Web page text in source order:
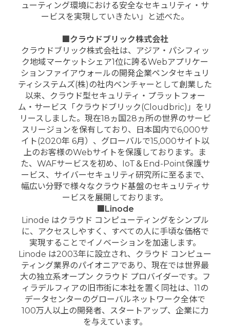
ューティング環境における安全なセキュリティ・サ
ービスを実現していきたい」と述べた。
■クラウドブリック株式会社
クラウドブリック株式会社は、アジア・パシフィッ
ク地域マーケットシェア1位に誇るWebアプリケー
ションファイアウォールの開発企業ペンタセキュリ
ティシステムズ(株)の社内ベンチャーとして創業した
以来、クラウド型セキュリティ・プラットフォー
ム・サービス「クラウドブリック(Cloudbric)」をリ
リースしました。現在18ヵ国28ヵ所の世界のサービ
スリージョンを保有しており、日本国内で6,000サ
イト(2020年 6月）、グローバルで15,000サイト以
上のお客様のWebサイトを保護しております。ま
た、WAFサービスを初め、IoT＆End-Point保護サ
ービス、サイバーセキュリティ研究所に至るまで、
幅広い分野で様々なクラウド基盤のセキュリティサ
ービスを展開しております。
■Linode
Linode はクラウド コンピューティングをシンプル
に、アクセスしやすく、すべての人に手頃な価格で
実現することでイノベーションを加速します。
Linode は2003年に設立され、クラウド コンピュー
ティング業界のパイオニアであり、現在では世界最
大の独立系オープン クラウド プロバイダーです。フ
ィラデルフィアの旧市街に本社を置く同社は、11の
データセンターのグローバルネットワーク全体で
100万人以上の開発者、スタートアップ、企業に力
を与えています。